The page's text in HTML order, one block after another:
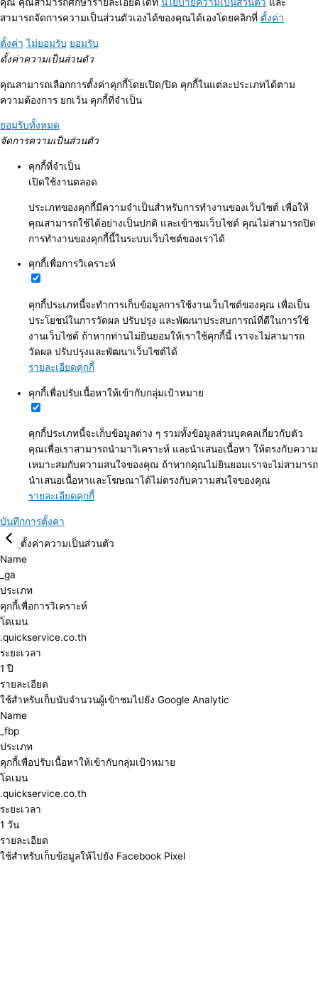
สามารถจัดการความเป็นส่วนตัวเองได้ของคุณได้เองโดยคลิกที่ ตั้งค่า
ตั้งค่า ไม่ยอมรับ ยอมรับ
ตั้งค่าความเป็นส่วนตัว
คุณสามารถเลือกการตั้งค่าคุกกี้โดยเปิด/ปิด คุกกี้ในแต่ละประเภทได้ตาม
ความต้องการ ยกเว้น คุกกี้ที่จำเป็น
ยอมรับทั้งหมด
จัดการความเป็นส่วนตัว
คุกกี้ที่จำเป็น
เปิดใช้งานตลอด
ประเภทของคุกกี้มีความจำเป็นสำหรับการทำงานของเว็บไซต์ เพื่อให้
คุณสามารถใช้ได้อย่างเป็นปกติ และเข้าชมเว็บไซต์ คุณไม่สามารถปิด
การทำงานของคุกกี้นี้ในระบบเว็บไซต์ของเราได้
คุกกี้เพื่อการวิเคราะห์
คุกกี้ประเภทนี้จะทำการเก็บข้อมูลการใช้งานเว็บไซต์ของคุณ เพื่อเป็น
ประโยชน์ในการวัดผล ปรับปรุง และพัฒนาประสบการณ์ที่ดีในการใช้
งานเว็บไซต์ ถ้าหากท่านไม่ยินยอมให้เราใช้คุกกี้นี้ เราจะไม่สามารถ
วัดผล ปรับปรุงและพัฒนาเว็บไซต์ได้
รายละเอียดคุกกี้
คุกกี้เพื่อปรับเนื้อหาให้เข้ากับกลุ่มเป้าหมาย
คุกกี้ประเภทนี้จะเก็บข้อมูลต่าง ๆ รวมทั้งข้อมูลส่วนบุคคลเกี่ยวกับตัว
คุณเพื่อเราสามารถนำมาวิเคราะห์ และนำเสนอเนื้อหา ให้ตรงกับความ
เหมาะสมกับความสนใจของคุณ ถ้าหากคุณไม่ยินยอมเราจะไม่สามารถ
นำเสนอเนื้อหาและโฆษณาได้ไม่ตรงกับความสนใจของคุณ
รายละเอียดคุกกี้
บันทึกการตั้งค่า
ตั้งค่าความเป็นส่วนตัว
Name
_ga
ประเภท
คุกกี้เพื่อการวิเคราะห์
โดเมน
.quickservice.co.th
ระยะเวลา
1 ปี
รายละเอียด
ใช้สำหรับเก็บนับจำนวนผู้เข้าชมไปยัง Google Analytic
Name
_fbp
ประเภท
คุกกี้เพื่อปรับเนื้อหาให้เข้ากับกลุ่มเป้าหมาย
โดเมน
.quickservice.co.th
ระยะเวลา
1 วัน
รายละเอียด
ใช้สำหรับเก็บข้อมูลให้ไปยัง Facebook Pixel